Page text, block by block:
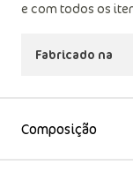
e com todos os
Fabricado na
Composição